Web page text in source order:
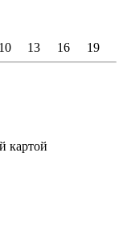
10 13 16 19
картой